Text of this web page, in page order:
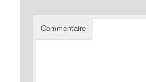
Commentaire